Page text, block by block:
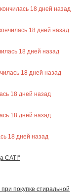
18 дней назад
18 дней назад
18 дней назад
18 дней назад
18 дней назад
18 дней назад
18 дней назад
CAT!"
покупке стиральной